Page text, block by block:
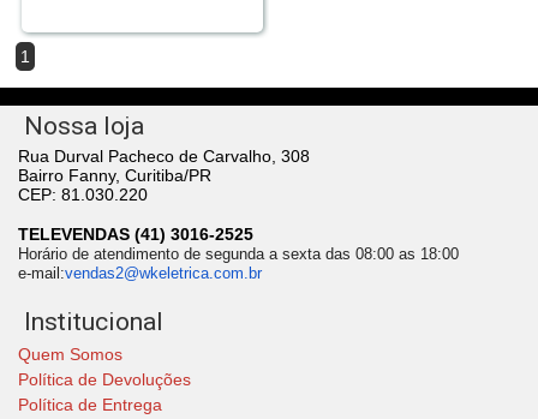
1
Nossa loja
Rua Durval Pacheco de Carvalho, 308
Bairro Fanny, Curitiba/PR
CEP: 81.030.220
TELEVENDAS (41) 3016-2525
Horário de atendimento de segunda a sexta das 08:00 as 18:00
e-mail:vendas2@wkeletrica.com.br
Institucional
Quem Somos
Política de Devoluções
Política de Entrega